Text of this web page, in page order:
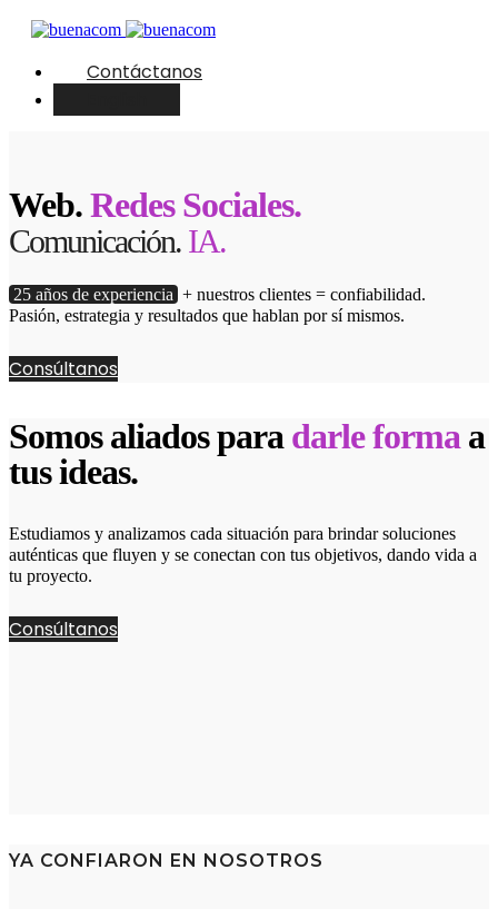
Contáctanos
Web.Redes Sociales.
Comunicación. IA.
25 años de experiencia + nuestros clientes = confiabilidad.
Pasión, estrategia y resultados que hablan por sí mismos.
Consúltanos
Somos aliados para darle forma a
tus ideas.
Estudiamos y analizamos cada situación para brindar soluciones
auténticas que fluyen y se conectan con tus objetivos, dando vida a
tu proyecto.
Consúltanos
YA CONFIARON EN NOSOTROS